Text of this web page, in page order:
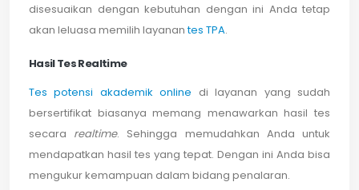
disesuaikan dengan kebutuhan dengan ini Anda tetap
akan leluasa memilih layanantes TPA.
Hasil Tes Realtime
Tes potensi akademik online di layanan yang sudah
bersertifikat biasanya memang menawarkan hasil tes
secara realtime. Sehingga memudahkan Anda untuk
mendapatkan hasil tes yang tepat. Dengan ini Anda bisa
mengukur kemampuan dalam bidang penalaran.